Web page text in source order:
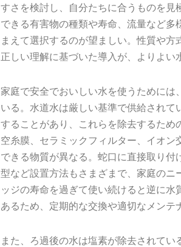
すさを検討し、自分たちに合うものを
できる有害物の種類や寿命、流量など
まえて選択するのが望ましい。性質や方
正しい理解に基づいた導入が、よりよい
家庭で安全でおいしい水を使うために
いる。水道水は厳しい基準で供給されて
することがあり、これらを除去するため
空糸膜、セラミックフィルター、イオ
できる物質が異なる。蛇口に直接取り付
型など設置方法もさまざまで、家庭のニ
ッジの寿命を過ぎて使い続けると逆に
あるため、定期的な交換や適切なメンテ
また、ろ過後の水は塩素が除去されて